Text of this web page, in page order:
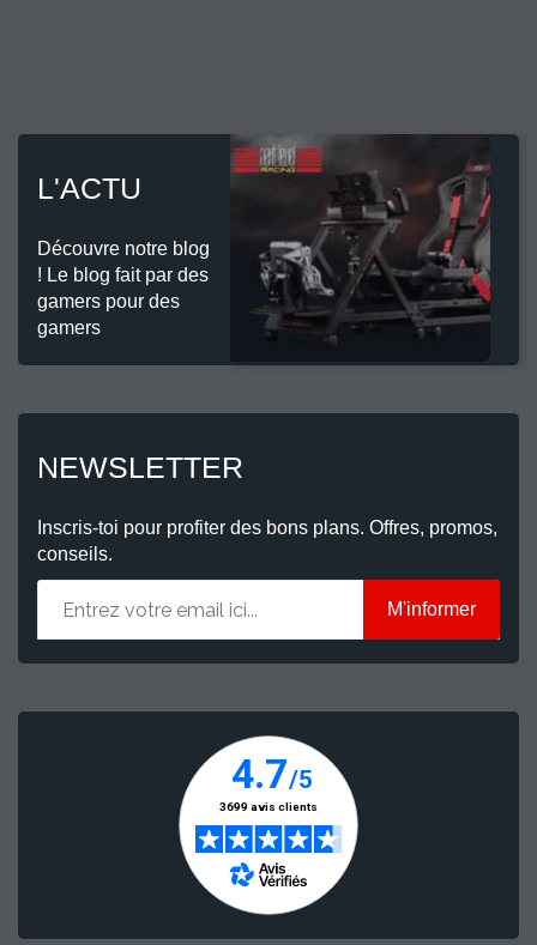
L'ACTU
Découvre notre blog
! Le blog fait par des
gamers pour des
gamers
NEWSLETTER
Inscris-toi pour profiter des bons plans. Offres, promos,
conseils.
M'informer